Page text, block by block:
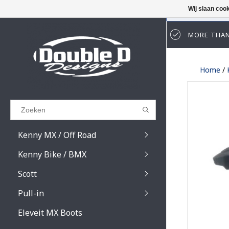
Results found (0)
GA TERUG
Kenny MX / Off Road
Kenny Bike / BMX
Scott
Prospect / Fury
Primal / Split /
Pull-in
Eleveit MX Boots
MORE
Home /
Wij slaan